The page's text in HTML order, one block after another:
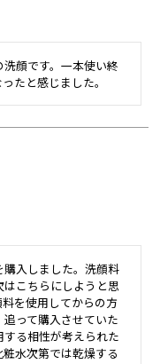
顔です。一本使い終
たと感じました。
入しました。洗顔料
こちらにしようと思
を使用してからの方
って購入させていた
る相性が考えられた
水次第では乾燥する